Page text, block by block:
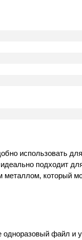
использовать
подходит
металлом, который
файл и